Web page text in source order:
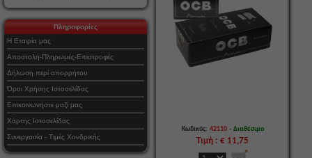
Πληροφορίες
Η Εταιρία μας
Αποστολή-Πληρωμές-Επιστροφές
Δήλωση περί απορρήτου
Όροι Χρήσης Ιστοσελίδας
Επικοινωνήστε μαζί μας
Χάρτης Ιστοσελίδας
Συνεργασία - Τιμές Χονδρικής
Κωδικός: 42110- Διαθέσιμο
Τιμή : € 11,75